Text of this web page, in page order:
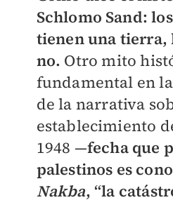
Schlomo Sand:
tienen una tierra,
no. Otro mito
fundamental en
de la narrativa
establecimiento
1948 —fecha que
palestinos es
Nakba, “la